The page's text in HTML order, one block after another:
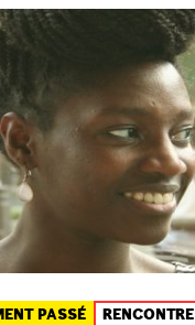
PASSÉ RENCONTRE